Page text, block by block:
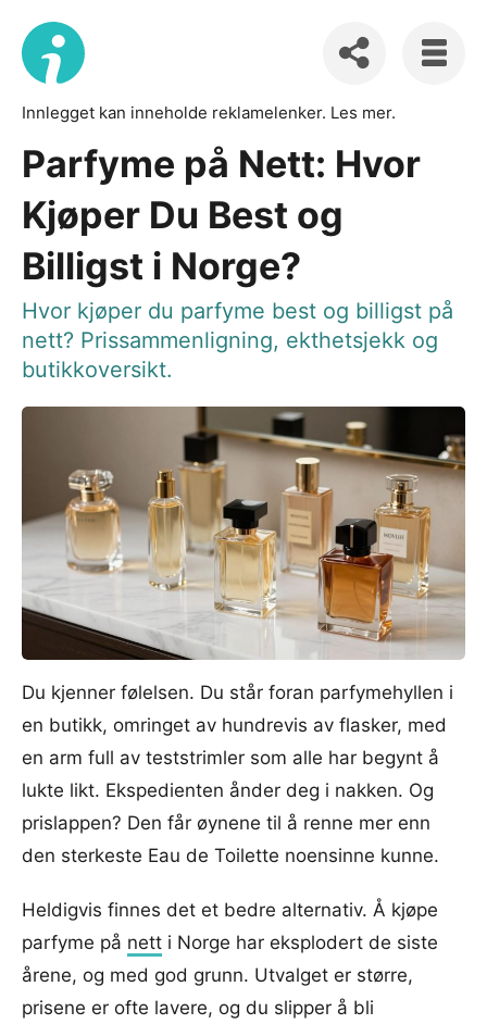
Innlegget kan inneholde reklamelenker. Les mer.
Parfyme på Nett: Hvor
Kjøper Du Best og
Billigst i Norge?
Hvor kjøper du parfyme best og billigst på
nett? Prissammenligning, ekthetsjekk og
butikkoversikt.
Du kjenner følelsen. Du står foran parfymehyllen i
en butikk, omringet av hundrevis av flasker, med
en arm full av teststrimler som alle har begynt å
lukte likt. Ekspedienten ånder deg i nakken. Og
prislappen? Den får øynene til å renne mer enn
den sterkeste Eau de Toilette noensinne kunne.
Heldigvis finnes det et bedre alternativ. Å kjøpe
parfyme på nett i Norge har eksplodert de siste
årene, og med god grunn. Utvalget er større,
prisene er ofte lavere, og du slipper å bli